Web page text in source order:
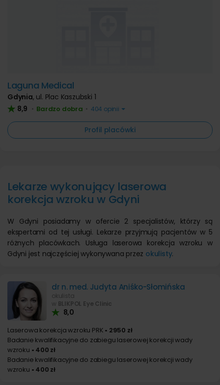
Laguna Medical
Gdynia, ul. Plac Kaszubski 1
8,9 • Bardzo dobra • 404 opinii
Profil placówki
Lekarze wykonujący laserowa
korekcja wzroku w Gdyni
W Gdyni posiadamy w ofercie 2 specjalistów, którzy są
ekspertami od tej usługi. Lekarze przyjmują pacjentów w 5
różnych placówkach. Usługa laserowa korekcja wzroku w
Gdyni jest najczęściej wykonywana przez okulisty.
dr n. med. Judyta Aniśko-Słomińska
okulista
w BLIKPOL Eye Clinic
8,0
Laserowa korekcja wzroku PRK • 2950 zł
Badanie kwalifikacyjne do zabiegu laserowej korekcji wady
wzroku • 400 zł
Badanie kwalifikacyjne do zabiegu laserowej korekcji wady
wzroku • 400 zł